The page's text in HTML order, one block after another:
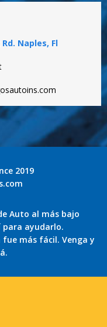
Naples, Fl
2019
Auto al más bajo
para ayudarlo.
más fácil. Venga y